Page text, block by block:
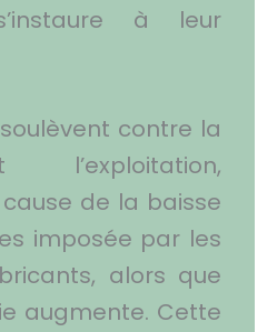
à leur
contre la
de la baisse
imposée par les
alors que
augmente. Cette